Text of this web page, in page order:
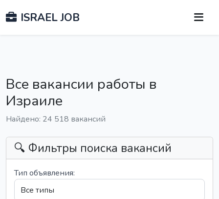
ISRAEL JOB
Все вакансии работы в
Израиле
Найдено: 24 518 вакансий
🔍 Фильтры поиска вакансий
Тип объявления: